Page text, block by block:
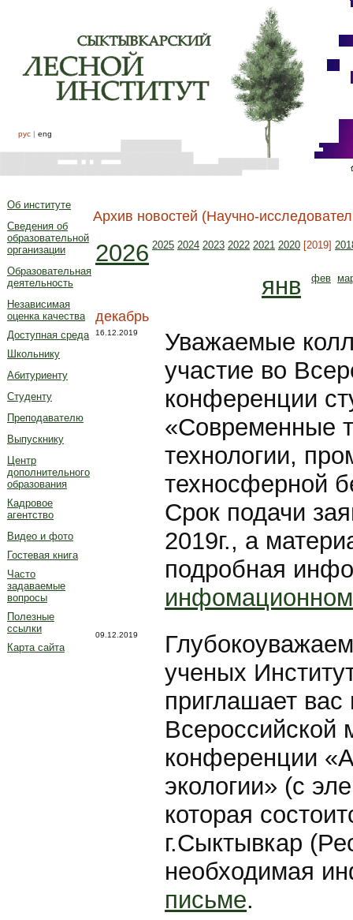
рус | eng
Об институте
Сведения об
образовательной
организации
Образовательная
деятельность
Независимая
оценка качества
Доступная среда
Школьнику
Абитуриенту
Студенту
Преподавателю
Выпускнику
Центр
дополнительного
образования
Кадровое
агентство
Видео и фото
Гостевая книга
Часто
задаваемые
вопросы
Полезные
ссылки
Карта сайта
Архив новостей (Научно-
2026 2025 2024 2023 2022 2021 2020 [2019]
янв фев
декабрь
16.12.2019
Уважаемые
участие во
конференции
«Современные
технологии,
техносферной
Срок подачи
2019г., а
подробная
09.12.2019
ученых
приглашает вас
Всероссийской
конференции
экологии» (с
которая
г.Сыктывкар
необходимая
письме.